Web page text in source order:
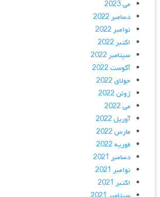
می 2023
دسامبر 2022
نوامبر 2022
اکتبر 2022
سپتامبر 2022
آگوست 2022
جولای 2022
ژوئن 2022
می 2022
آوریل 2022
مارس 2022
فوریه 2022
دسامبر 2021
نوامبر 2021
اکتبر 2021